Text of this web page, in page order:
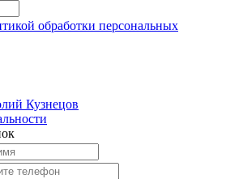
обработки персональных
Кузнецов